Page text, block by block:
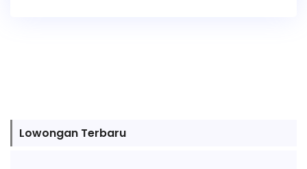
Lowongan Terbaru